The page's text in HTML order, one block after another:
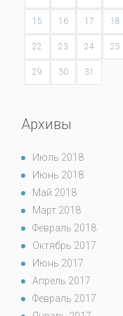
15 16 17 18
22 23 24 25
29 30 31
Архивы
Июль 2018
Июнь 2018
Май 2018
Март 2018
Февраль 2018
Октябрь 2017
Июнь 2017
Апрель 2017
Февраль 2017